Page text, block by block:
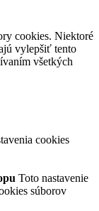
cookies. Niektoré
vylepšiť tento
všetkých
cookies
Toto nastavenie
súborov